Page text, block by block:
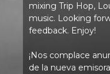
mixing Trip Hop,
music. Looking
feedback. Enjoy!
¡Nos complace
de la nueva